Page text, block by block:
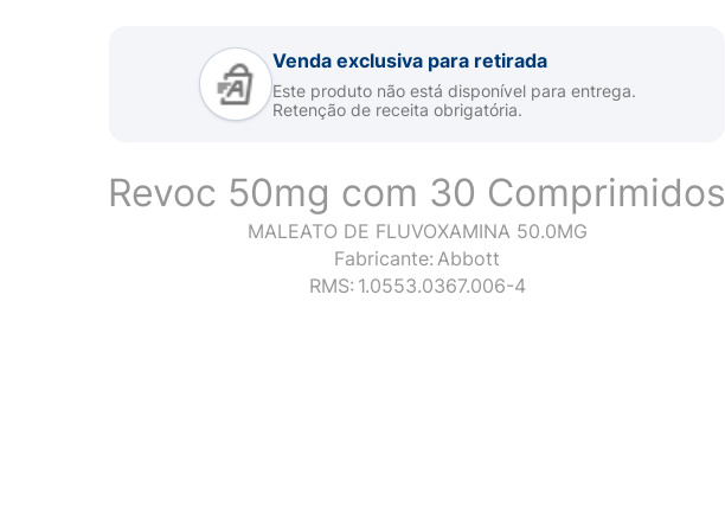
Venda exclusiva para retirada
Este produto não está disponível para entrega.
Retenção de receita obrigatória.
Revoc 50mg com 30 Comprimidos
MALEATO DE FLUVOXAMINA 50.0MG
Fabricante: Abbott
RMS: 1.0553.0367.006-4